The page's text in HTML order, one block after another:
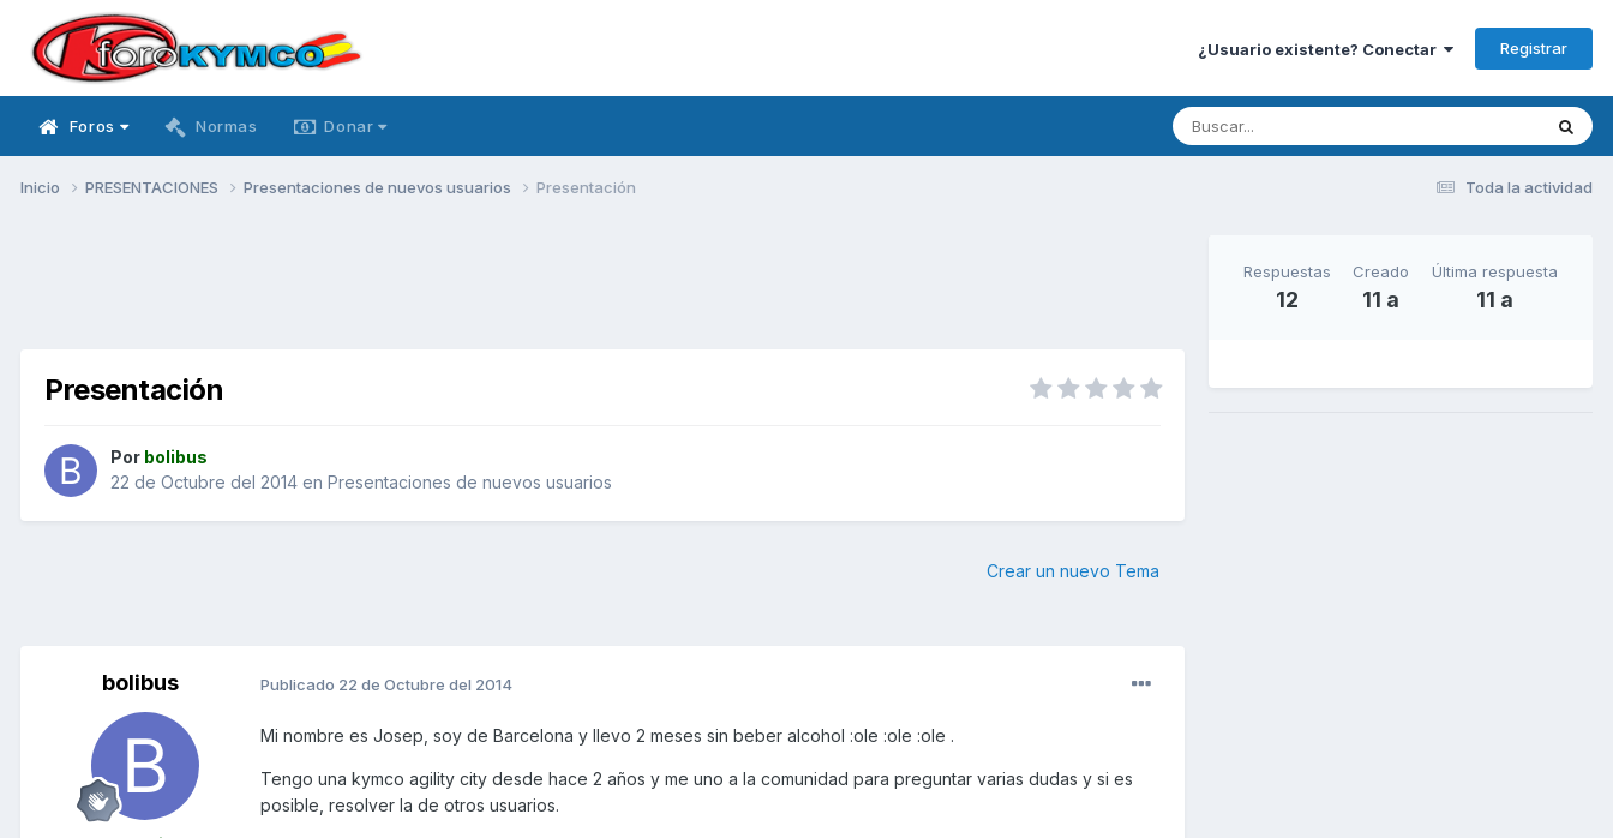
¿Usuario existente? Conectar Registrar
Foros Normas Donar
Toda la actividad
Inicio PRESENTACIONES Presentaciones de nuevos usuarios Presentación
Presentación
Por bolibus
22 de Octubre del 2014 en Presentaciones de nuevos usuarios
Crear un nuevo Tema
bolibus Publicado 22 de Octubre del 2014
Mi nombre es Josep, soy de Barcelona y llevo 2 meses sin beber alcohol :ole :ole :ole .
Tengo una kymco agility city desde hace 2 años y me uno a la comunidad para preguntar varias dudas y si es
posible, resolver la de otros usuarios.
Respuestas
12
Creado
11 a
Última respuesta
11 a